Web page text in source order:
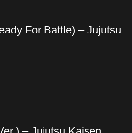
For Battle) – Jujutsu